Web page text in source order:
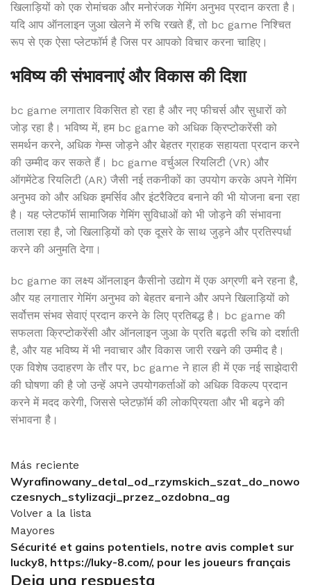
खिलाड़ियों को एक रोमांचक और मनोरंजक गेमिंग अनुभव प्रदान करता है।
यदि आप ऑनलाइन जुआ खेलने में रुचि रखते हैं, तो bc game निश्चित
रूप से एक ऐसा प्लेटफॉर्म है जिस पर आपको विचार करना चाहिए।
भविष्य की संभावनाएं और विकास की दिशा
bc game लगातार विकसित हो रहा है और नए फीचर्स और सुधारों को
जोड़ रहा है। भविष्य में, हम bc game को अधिक क्रिप्टोकरेंसी को
समर्थन करने, अधिक गेम्स जोड़ने और बेहतर ग्राहक सहायता प्रदान करने
की उम्मीद कर सकते हैं। bc game वर्चुअल रियलिटी (VR) और
ऑगमेंटेड रियलिटी (AR) जैसी नई तकनीकों का उपयोग करके अपने गेमिंग
अनुभव को और अधिक इमर्सिव और इंटरैक्टिव बनाने की भी योजना बना रहा
है। यह प्लेटफॉर्म सामाजिक गेमिंग सुविधाओं को भी जोड़ने की संभावना
तलाश रहा है, जो खिलाड़ियों को एक दूसरे के साथ जुड़ने और प्रतिस्पर्धा
करने की अनुमति देगा।
bc game का लक्ष्य ऑनलाइन कैसीनो उद्योग में एक अग्रणी बने रहना है,
और यह लगातार गेमिंग अनुभव को बेहतर बनाने और अपने खिलाड़ियों को
सर्वोत्तम संभव सेवाएं प्रदान करने के लिए प्रतिबद्ध है। bc game की
सफलता क्रिप्टोकरेंसी और ऑनलाइन जुआ के प्रति बढ़ती रुचि को दर्शाती
है, और यह भविष्य में भी नवाचार और विकास जारी रखने की उम्मीद है।
एक विशेष उदाहरण के तौर पर, bc game ने हाल ही में एक नई साझेदारी
की घोषणा की है जो उन्हें अपने उपयोगकर्ताओं को अधिक विकल्प प्रदान
करने में मदद करेगी, जिससे प्लेटफ़ॉर्म की लोकप्रियता और भी बढ़ने की
संभावना है।
Más reciente
Wyrafinowany_detal_od_rzymskich_szat_do_nowo
czesnych_stylizacji_przez_ozdobna_ag
Volver a la lista
Mayores
Sécurité et gains potentiels, notre avis complet sur
lucky8, https://luky-8.com/, pour les joueurs français
Deja una respuesta